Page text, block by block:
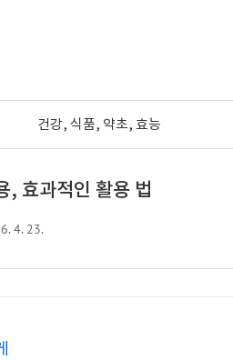
건강, 식품, 약초, 효능
, 효과적인 활용 법
4. 23.